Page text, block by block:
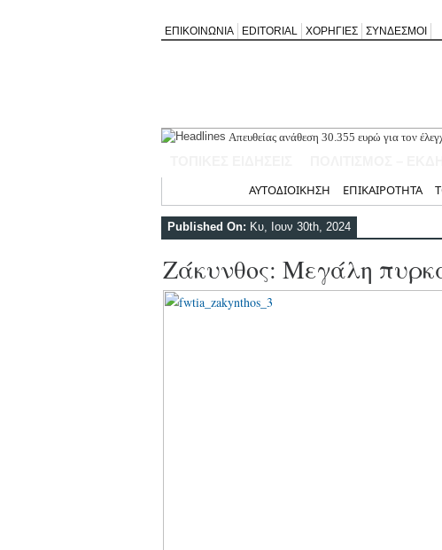
ΕΠΙΚΟΙΝΩΝΙΑ EDITORIAL ΧΟΡΗΓΙΕΣ ΣΥΝΔΕΣΜΟΙ
Απευθείας ανάθεση 30.355 ευρώ για τον
λαού μας
Τσακίζει η ακρίβεια: Στα υψηλότερα
Συμμετοχή της Νέας Χορωδίας Λευκάδας
ΑΥΤΟΔΙΟΙΚΗΣΗ ΕΠΙΚΑΙΡΟΤΗΤΑ
Published On: Κυ, Ιουν 30th, 2024
Ζάκυνθος: Μεγάλη